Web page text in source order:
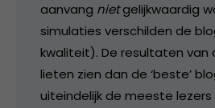
aanvang nietgelijkwaardig
simulaties verschilden de
kwaliteit). De resultaten van
lieten zien dan de ‘beste’
uiteindelijk de meeste lezers